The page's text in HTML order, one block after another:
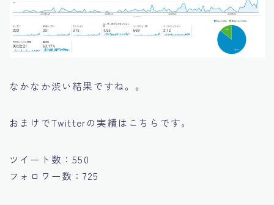
なかなか渋い結果ですね。。
おまけでTwitterの実績はこちらです。
ツイート数：550
フォロワー数：725